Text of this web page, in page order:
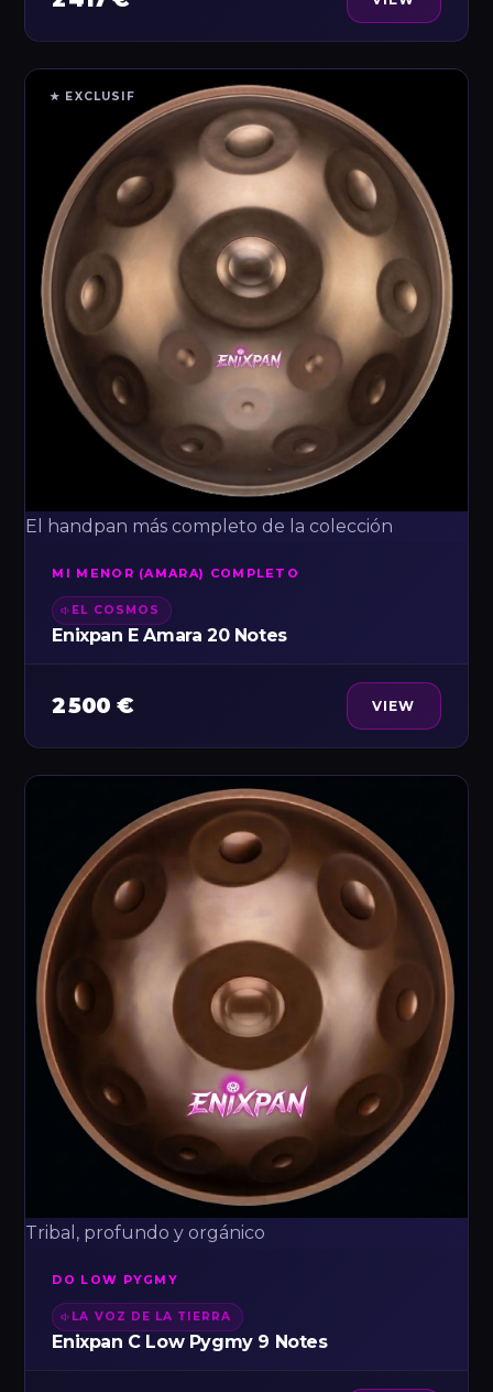
★ EXCLUSIF
El handpan más completo de la colección
MI MENOR (AMARA) COMPLETO
EL COSMOS
Enixpan E Amara 20 Notes
2 500 € VIEW
Tribal, profundo y orgánico
DO LOW PYGMY
LA VOZ DE LA TIERRA
Enixpan C Low Pygmy 9 Notes